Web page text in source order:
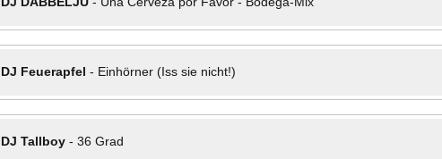
DJ Feuerapfel - Einhörner (Iss sie nicht!)
DJ Tallboy- 36 Grad